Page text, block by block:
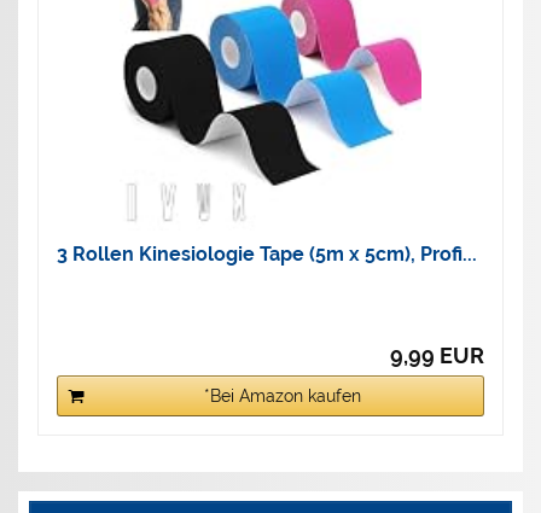
3 Rollen Kinesiologie Tape (5m x 5cm), Profi...
9,99 EUR
*Bei Amazon kaufen